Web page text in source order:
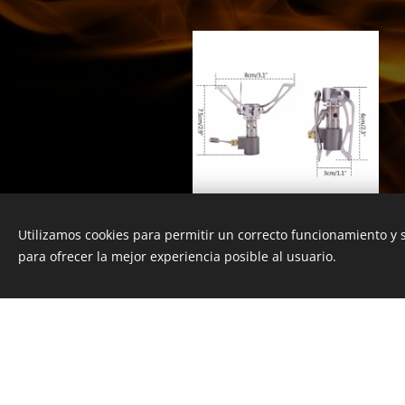
Cocinilla camping
13.000CLP
Utilizamos cookies para permitir un correcto funcionamiento y
para ofrecer la mejor experiencia posible al usuario.